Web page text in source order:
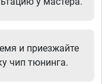
и приезжайте
чип тюнинга.